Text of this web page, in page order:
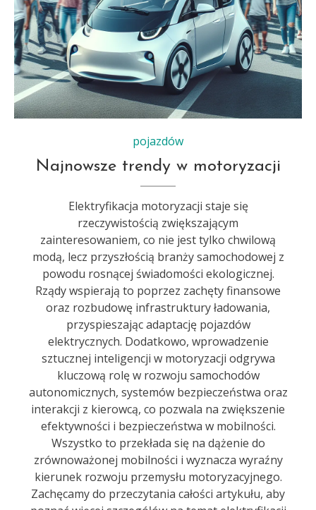
pojazdów
Najnowsze trendy w motoryzacji
Elektryfikacja motoryzacji staje się
rzeczywistością zwiększającym
zainteresowaniem, co nie jest tylko chwilową
modą, lecz przyszłością branży samochodowej z
powodu rosnącej świadomości ekologicznej.
Rządy wspierają to poprzez zachęty finansowe
oraz rozbudowę infrastruktury ładowania,
przyspieszając adaptację pojazdów
elektrycznych. Dodatkowo, wprowadzenie
sztucznej inteligencji w motoryzacji odgrywa
kluczową rolę w rozwoju samochodów
autonomicznych, systemów bezpieczeństwa oraz
interakcji z kierowcą, co pozwala na zwiększenie
efektywności i bezpieczeństwa w mobilności.
Wszystko to przekłada się na dążenie do
zrównoważonej mobilności i wyznacza wyraźny
kierunek rozwoju przemysłu motoryzacyjnego.
Zachęcamy do przeczytania całości artykułu, aby